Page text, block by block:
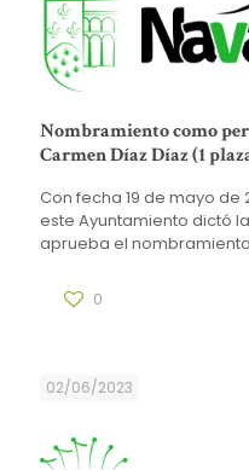
Nombramiento como
Carmen Díaz Díaz (1
Con fecha 19 de mayo de
este Ayuntamiento dictó
aprueba el
0
02/06/2023